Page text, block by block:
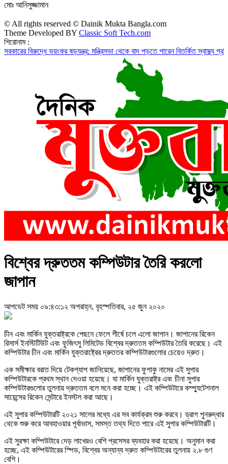
মোঃ আনিসুজ্জামান
© All rights reserved © Dainik Mukta Bangla.com
Theme Developed BY Classic Soft Tech.com
শিরোনাম :
বিরুদ্ধে ভয়ংকর ষড়যন্ত্র: মন্ত্রিসভা থেকে বাদ পড়তে পারেন বিতর্কিত স্বাস্থ্য
বিশ্বের দ্রুততম কম্পিউটার তৈরি করলো
জাপান
আপডেট সময় ০৯:৪৩:১২ অপরাহ্ন, বৃহস্পতিবার, ২৫ জুন ২০২০
চীন এবং মার্কিন যুক্তরাষ্ট্রকে পেছনে ফেলে শীর্ষে চলে এলো জাপান। জাপানের রিকেন
রিসার্স ইনস্টিটিউট এবং ফুজিৎসু লিমিটেড বিশ্বের দ্রুততম কম্পিউটার তৈরি করেছে। এই
কম্পিউটার চীন এবং মার্কিন যুক্তরাষ্ট্রের দ্রুততর কম্পিউটারগুলোর চেয়েও দ্রুত।
এক সমীক্ষার বরাত দিয়ে টেকগ্যাপ জানিয়েছে, জাপানের ফুগাকু নামের এই সুপার
কম্পিউটারকে প্রথম স্থান দেওয়া হয়েছে। যা মার্কিন যুক্তরাষ্ট্র এবং চীনা সুপার
কম্পিউটারগুলোর তুলনায় দ্রুততম বলে মনে করা হচ্ছে। এই কম্পিউটারে কম্প্যুটেশনাল
সায়েন্সের রিকেন সেন্টারে ইনস্টল করা আছে।
এই সুপার কম্পিউটারটি ২০২১ সালের মধ্যে এর সব কার্যক্রম শুরু করবে। ড্রাগ পুনরুদ্ধার
থেকে শুরু করে আবহাওয়ার পূর্বাভাস, সমস্ত তথ্য দিতে পারে এই সুপার কম্পিউটারটি।
এই সুরক্ষা কম্পিউটারে দেড় লাখেরও বেশি প্রসেসর ব্যবহার করা হয়েছে। অনুমান করা
হচ্ছে, এই কম্পিউটারের স্পিড, বিশ্বের অন্যান্য দ্রুত কম্পিউটারের তুলনায় ২.৮ গুণ
বেশি।